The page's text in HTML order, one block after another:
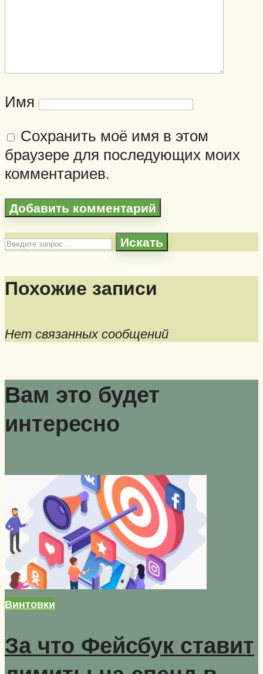
Имя
Сохранить моё имя в этом
браузере для последующих моих
комментариев.
Искать
Похожие записи
Нет связанных сообщений
Вам это будет
интересно
Винтовки
За что Фейсбук ставит